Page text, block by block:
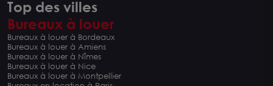
Top des villes
Bureaux à louer
Bureaux à louer à Bordeaux
Bureaux à louer à Amiens
Bureaux à louer à Nîmes
Bureaux à louer à Nice
Bureaux à louer à Montpellier